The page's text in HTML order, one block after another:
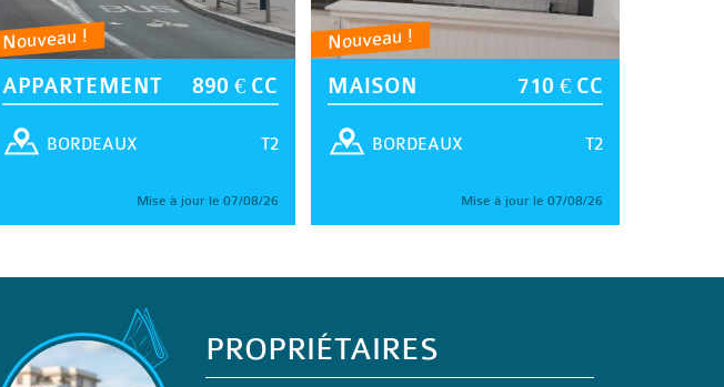
Nouveau !
APPARTEMENT 890 € CC
T2
BORDEAUX
Mise à jour le 07/08/26
Nouveau !
MAISON 710 € CC
T2
BORDEAUX
Mise à jour le 07/08/26
PROPRIÉTAIRES